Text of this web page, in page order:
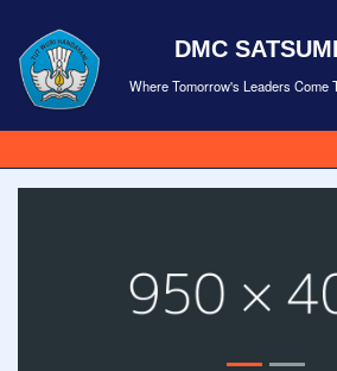
DMC SATSUMI
Where Tomorrow's Leaders Come